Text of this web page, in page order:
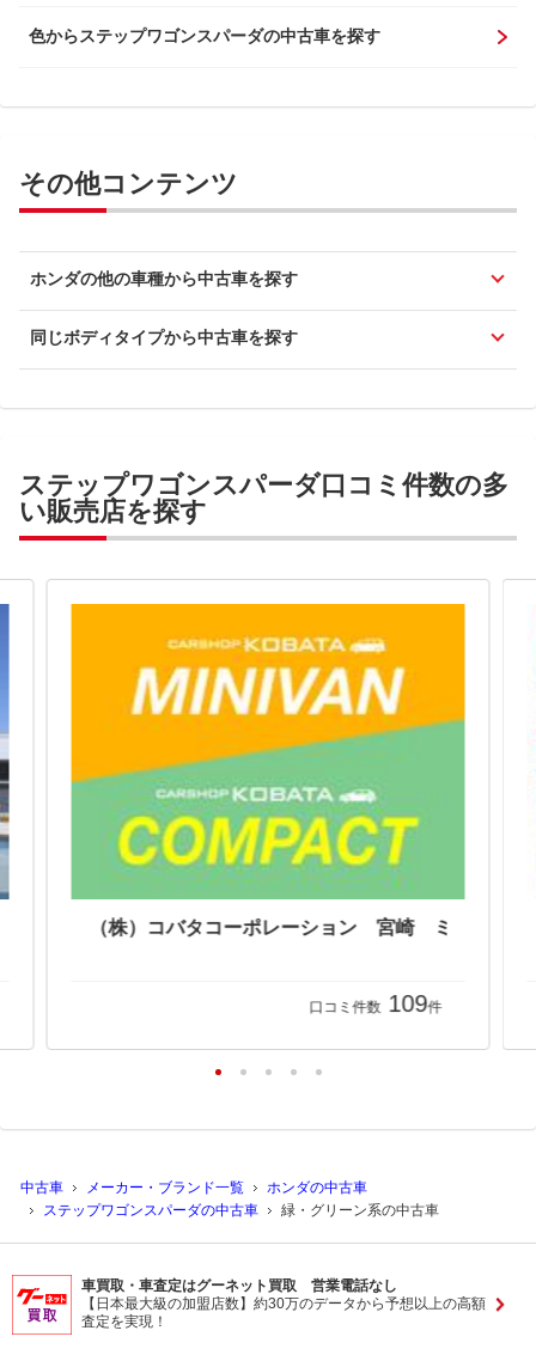
色からステップワゴンスパーダの中古車を探す
その他コンテンツ
ホンダの他の車種から中古車を探す
同じボディタイプから中古車を探す
ステップワゴンスパーダ口コミ件数の多
い販売店を探す
ホンダカーズ兵庫 Ｕ－Ｓｅｌｅｃｔ明石 （株）ホンダモビリティ近畿
口コミ件数 109件
中古車 メーカー・ブランド一覧
ホンダの中古車
ステップワゴンスパーダの中古車
緑・グリーン系の中古車
車買取・車査定はグーネット買取 営業電話なし
【日本最大級の加盟店数】約30万のデータから予想以上の高額
査定を実現！